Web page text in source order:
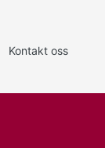
Kontakt oss